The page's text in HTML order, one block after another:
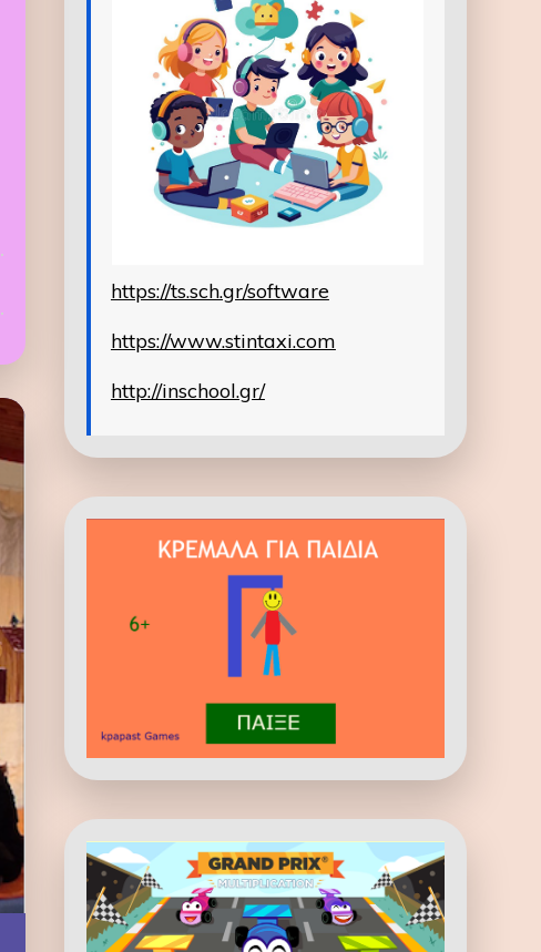
https://ts.sch.gr/software
https://www.stintaxi.com
http://inschool.gr/